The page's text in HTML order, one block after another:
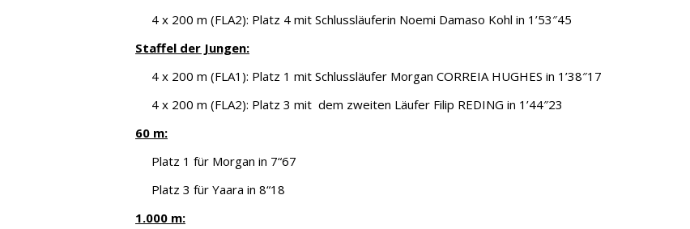
4 x 200 m (FLA2): Platz 4 mit Schlussläuferin Noemi Damaso Kohl in 1’53″45
Staffel der Jungen:
4 x 200 m (FLA1): Platz 1 mit Schlussläufer Morgan CORREIA HUGHES in 1’38″17
4 x 200 m (FLA2): Platz 3 mit dem zweiten Läufer Filip REDING in 1’44″23
60 m:
Platz 1 für Morgan in 7“67
Platz 3 für Yaara in 8“18
1.000 m: